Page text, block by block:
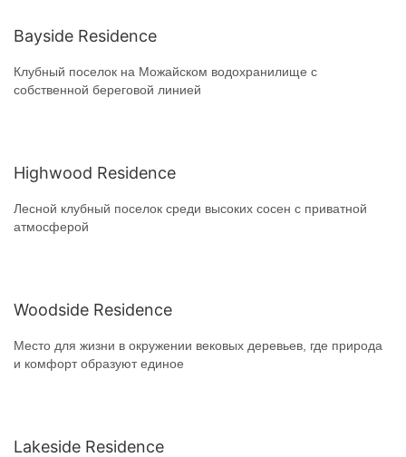
Bayside Residence
Клубный поселок на Можайском водохранилище с
собственной береговой линией
Highwood Residence
Лесной клубный поселок среди высоких сосен с приватной
атмосферой
Woodside Residence
Место для жизни в окружении вековых деревьев, где природа
и комфорт образуют единое
Lakeside Residence